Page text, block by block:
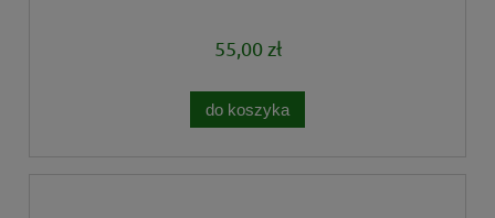
55,00 zł
do koszyka